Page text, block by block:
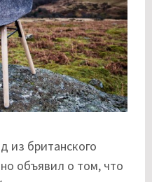
из британского
объявил о том, что